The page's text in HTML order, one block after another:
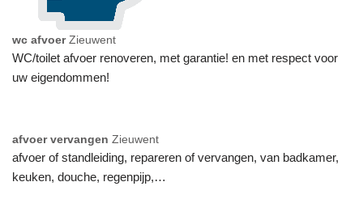
wc afvoer Zieuwent
WC/toilet afvoer renoveren, met garantie! en met respect voor
uw eigendommen!
afvoer vervangen Zieuwent
afvoer of standleiding, repareren of vervangen, van badkamer,
keuken, douche, regenpijp,…